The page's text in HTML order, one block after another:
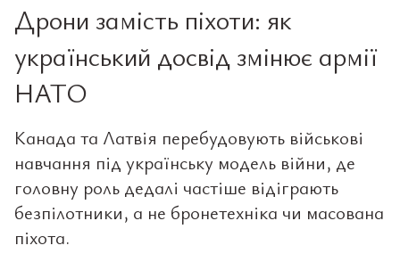
Дрони замість піхоти: як
український досвід змінює армії
НАТО
Канада та Латвія перебудовують військові
навчання під українську модель війни, де
головну роль дедалі частіше відіграють
безпілотники, а не бронетехніка чи масована
піхота.